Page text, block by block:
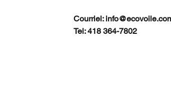
Courriel:
Tel: 418 364-7802